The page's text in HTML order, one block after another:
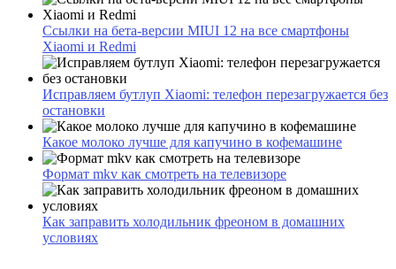
Ссылки на бета-версии MIUI 12 на все смартфоны
Xiaomi и Redmi
Исправляем бутлуп Xiaomi: телефон перезагружается без
остановки
Какое молоко лучше для капучино в кофемашине
Формат mkv как смотреть на телевизоре
Как заправить холодильник фреоном в домашних
условиях